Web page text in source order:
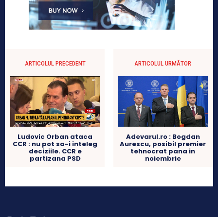
ARTICOLUL PRECEDENT
Ludovic Orban ataca
CCR : nu pot sa-i inteleg
deciziile. CCR e
partizana PSD
ARTICOLUL URMĂTOR
Adevarul.ro : Bogdan
Aurescu, posibil premier
tehnocrat pana in
noiembrie